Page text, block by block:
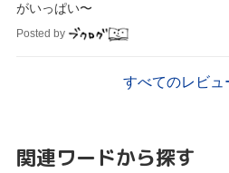
がいっぱい〜
Posted by
すべてのレビュ
関連ワードから探す